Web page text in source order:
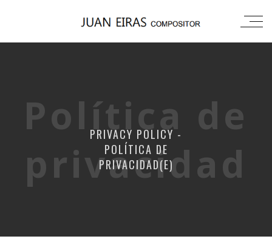
Política de
privacidad
PRIVACY POLICY -
POLÍTICA DE
PRIVACIDAD(E)